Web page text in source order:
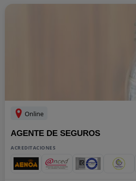
Online
AGENTE DE SEGUROS
ACREDITACIONES